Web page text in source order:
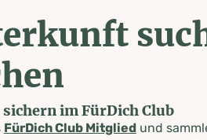
im FürDich Club
FürDich Club Mitgliedund